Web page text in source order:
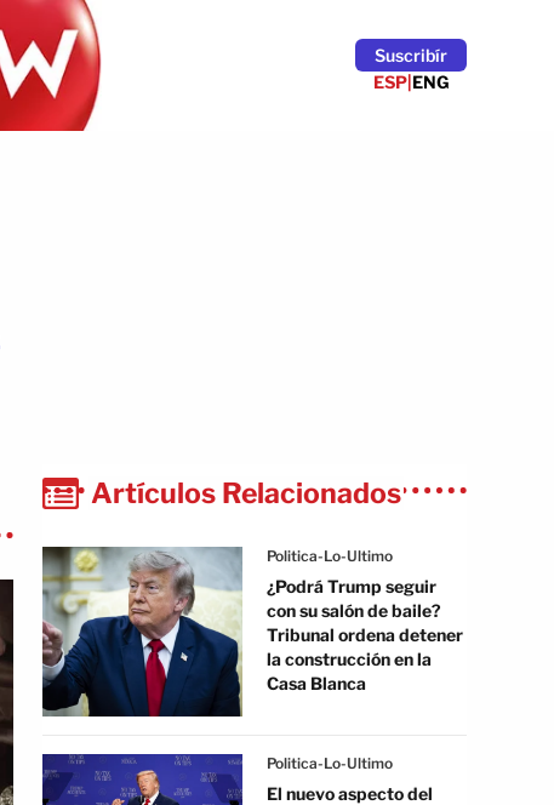
Suscribír
ESP|ENG
Artículos Relacionados
Politica-Lo-Ultimo
¿Podrá Trump seguir
con su salón de baile?
Tribunal ordena detener
la construcción en la
Casa Blanca
Politica-Lo-Ultimo
El nuevo aspecto del